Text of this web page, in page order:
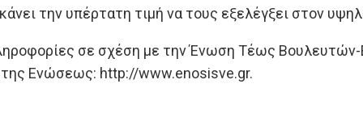
την υπέρτατη τιμή να τους εξελέγξει στον
σε σχέση με την Ένωση Τέως
της Ενώσεως: http://www.enosisve.gr.